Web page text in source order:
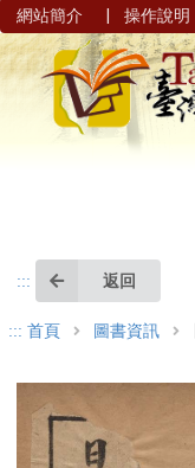
網站簡介 | 操作說明
::: 返回
::: 首頁 圖書資訊